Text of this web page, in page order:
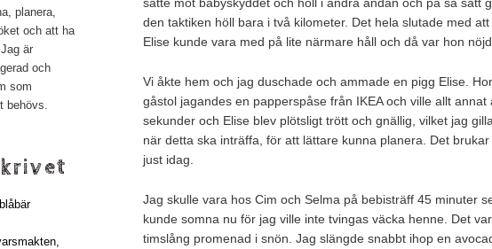
den taktiken höll bara i två kilometer. Det hela slutade med
Elise kunde vara med på lite närmare håll och då var hon
Vi åkte hem och jag duschade och ammade en pigg Elise.
gåstol jagandes en papperspåse från IKEA och ville allt
sekunder och Elise blev plötsligt trött och gnällig, vilket jag
när detta ska inträffa, för att lättare kunna planera. Det
just idag.
Jag skulle vara hos Cim och Selma på bebisträff 45 minuter
kunde somna nu för jag ville inte tvingas väcka henne. Det
timslång promenad i snön. Jag slängde snabbt ihop en
planera,
och att ha
är
och
som
behövs.